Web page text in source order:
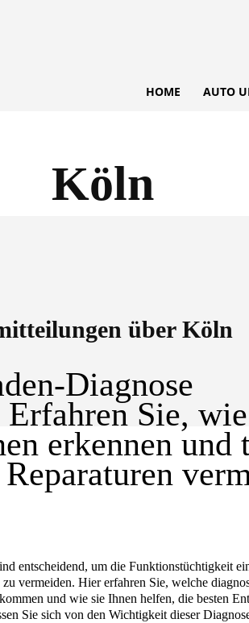
HOME AUTO
Köln
über Köln
Diagnose
Erfahren Sie,
erkennen und
entscheidend, um die Funktionstüchtigkeit
vermeiden. Hier erfahren Sie, welche
und wie sie Ihnen helfen, die besten
Sie sich von den Wichtigkeit dieser